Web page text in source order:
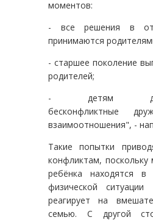
моментов:
- все решения в
принимаются
- старшее поколение
родителей;
- детям
бесконфликтные
взаимоотношения", -
Такие попытки
конфликтам, поскольку
ребёнка находятся в
физической
реагирует на
семью. С другой